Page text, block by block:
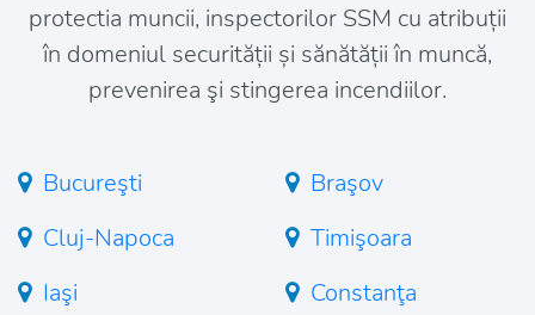
protectia muncii, inspectorilor SSM cu atribuții
în domeniul securității și sănătății în muncă,
prevenirea şi stingerea incendiilor.
Bucureşti
Braşov
Cluj-Napoca
Timişoara
Iaşi
Constanţa